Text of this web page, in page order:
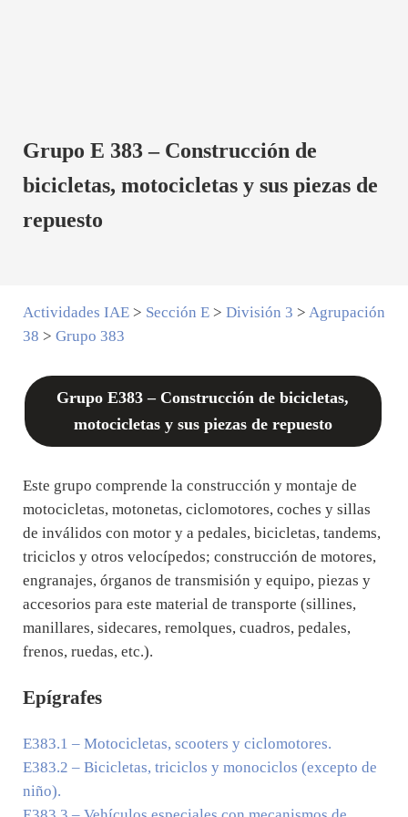
Grupo E 383 – Construcción de
bicicletas, motocicletas y sus piezas de
repuesto
Actividades IAE> Sección E> División 3 > Agrupación
38 > Grupo 383
Grupo E383 – Construcción de bicicletas,
motocicletas y sus piezas de repuesto
Este grupo comprende la construcción y montaje de
motocicletas, motonetas, ciclomotores, coches y sillas
de inválidos con motor y a pedales, bicicletas, tandems,
triciclos y otros velocípedos; construcción de motores,
engranajes, órganos de transmisión y equipo, piezas y
accesorios para este material de transporte (sillines,
manillares, sidecares, remolques, cuadros, pedales,
frenos, ruedas, etc.).
Epígrafes
E383.1 – Motocicletas, scooters y ciclomotores.
E383.2 – Bicicletas, triciclos y monociclos (excepto de
niño).